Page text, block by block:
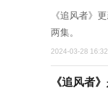
《追风者》
两集。
2024-03-28
《追风者